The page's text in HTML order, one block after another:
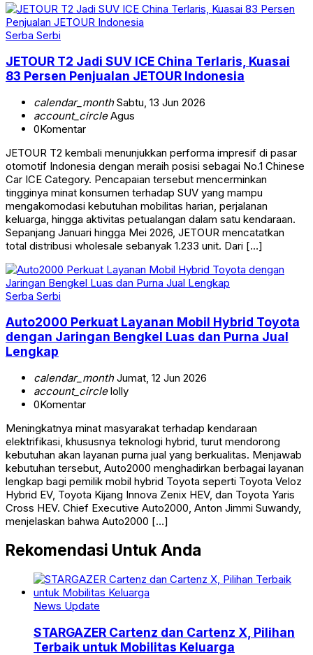
Serba Serbi
JETOUR T2 Jadi SUV ICE China Terlaris, Kuasai
83 Persen Penjualan JETOUR Indonesia
calendar_monthSabtu, 13 Jun 2026
account_circleAgus
0Komentar
JETOUR T2 kembali menunjukkan performa impresif di pasar
otomotif Indonesia dengan meraih posisi sebagai No.1 Chinese
Car ICE Category. Pencapaian tersebut mencerminkan
tingginya minat konsumen terhadap SUV yang mampu
mengakomodasi kebutuhan mobilitas harian, perjalanan
keluarga, hingga aktivitas petualangan dalam satu kendaraan.
Sepanjang Januari hingga Mei 2026, JETOUR mencatatkan
total distribusi wholesale sebanyak 1.233 unit. Dari […]
Serba Serbi
Auto2000 Perkuat Layanan Mobil Hybrid Toyota
dengan Jaringan Bengkel Luas dan Purna Jual
Lengkap
calendar_monthJumat, 12 Jun 2026
account_circlelolly
0Komentar
Meningkatnya minat masyarakat terhadap kendaraan
elektrifikasi, khususnya teknologi hybrid, turut mendorong
kebutuhan akan layanan purna jual yang berkualitas. Menjawab
kebutuhan tersebut, Auto2000 menghadirkan berbagai layanan
lengkap bagi pemilik mobil hybrid Toyota seperti Toyota Veloz
Hybrid EV, Toyota Kijang Innova Zenix HEV, dan Toyota Yaris
Cross HEV. Chief Executive Auto2000, Anton Jimmi Suwandy,
menjelaskan bahwa Auto2000 […]
Rekomendasi Untuk Anda
News Update
STARGAZER Cartenz dan Cartenz X, Pilihan
Terbaik untuk Mobilitas Keluarga